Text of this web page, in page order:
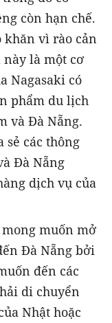
còn hạn chế.
vì rào cản
này là một cơ
Nagasaki có
phẩm du lịch
và Đà Nẵng.
sẻ các thông
Đà Nẵng
dịch vụ của
muốn mở
Đà Nẵng bởi
đến các
di chuyển
Nhật hoặc